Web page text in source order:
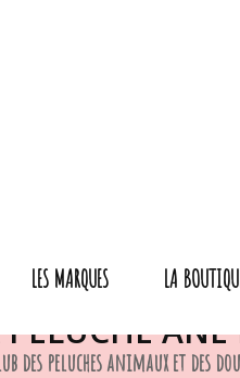
LES MARQUES LA
des peluches animaux et des